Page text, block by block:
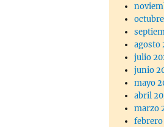
agosto
julio
junio
mayo
abril
marzo